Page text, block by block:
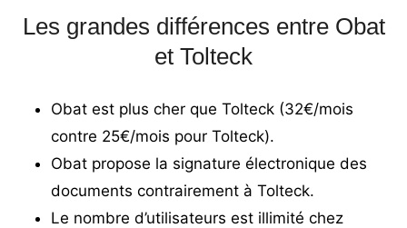
Les grandes différences entre Obat
et Tolteck
Obat est plus cher que Tolteck (32€/mois
contre 25€/mois pour Tolteck).
Obat propose la signature électronique des
documents contrairement à Tolteck.
Le nombre d’utilisateurs est illimité chez